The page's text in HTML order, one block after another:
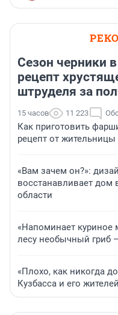
Сезон черники
рецепт
штруделя за
15 часов 11 223
Как приготовить
рецепт от жительницы
«Вам зачем он?»:
восстанавливает дом
области
«Напоминает
лесу необычный гриб
«Плохо, как никогда
Кузбасса и его